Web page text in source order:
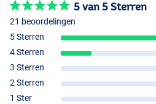
5 van 5 Sterren
21 beoordelingen
5 Sterren
4 Sterren
3 Sterren
2 Sterren
1 Ster